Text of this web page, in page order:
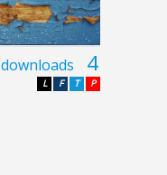
downloads 4
P
T
F
L